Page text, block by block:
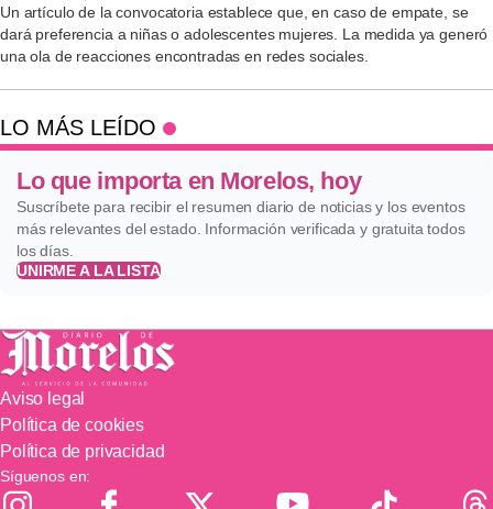
Un artículo de la convocatoria establece que, en caso de empate, se
dará preferencia a niñas o adolescentes mujeres. La medida ya generó
una ola de reacciones encontradas en redes sociales.
LO MÁS LEÍDO
Lo que importa en Morelos, hoy
Suscríbete para recibir el resumen diario de noticias y los eventos
más relevantes del estado. Información verificada y gratuita todos
los días.
UNIRME A LA LISTA
Aviso legal
Política de cookies
Política de privacidad
Síguenos en: